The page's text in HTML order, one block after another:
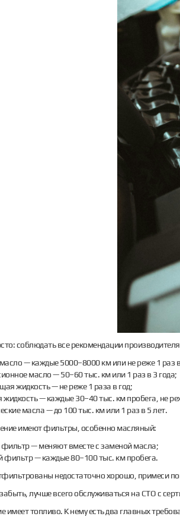
соблюдать все рекомендации
— каждые 5000–8000 км или не реже 1 раз
масло — 50–60 тыс. км или 1 раз в 3 года;
жидкость — не реже 1 раза в год;
жидкость — каждые 30–40 тыс. км пробега, не
масла — до 100 тыс. км или 1 раз в 5 лет.
имеют фильтры, особенно масляный:
— меняют вместе с заменой масла;
фильтр — каждые 80–100 тыс. км пробега.
недостаточно хорошо, примеси
лучше всего обслуживаться на СТО с
имеет топливо. К нему есть два главных